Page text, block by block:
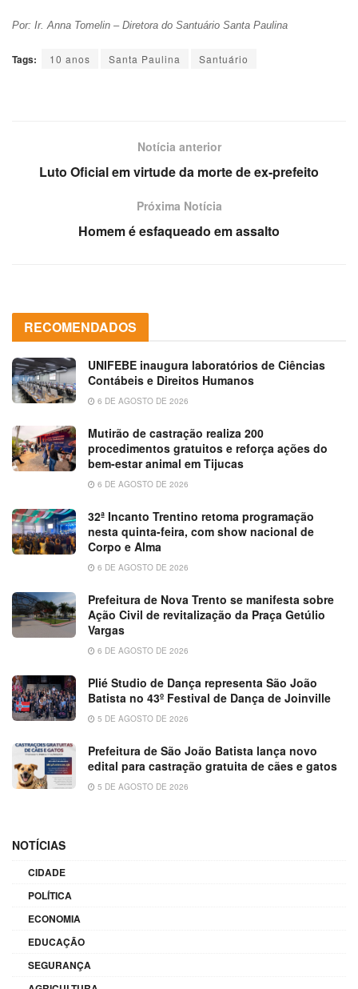
Por: Ir. Anna Tomelin – Diretora do Santuário Santa Paulina
Tags: 10 anos Santa Paulina Santuário
Notícia anterior
Luto Oficial em virtude da morte de ex-prefeito
Próxima Notícia
Homem é esfaqueado em assalto
RECOMENDADOS
UNIFEBE inaugura laboratórios de Ciências
Contábeis e Direitos Humanos
6 DE AGOSTO DE 2026
Mutirão de castração realiza 200
procedimentos gratuitos e reforça ações do
bem-estar animal em Tijucas
6 DE AGOSTO DE 2026
32ª Incanto Trentino retoma programação
nesta quinta-feira, com show nacional de
Corpo e Alma
6 DE AGOSTO DE 2026
Prefeitura de Nova Trento se manifesta sobre
Ação Civil de revitalização da Praça Getúlio
Vargas
6 DE AGOSTO DE 2026
Plié Studio de Dança representa São João
Batista no 43º Festival de Dança de Joinville
5 DE AGOSTO DE 2026
Prefeitura de São João Batista lança novo
edital para castração gratuita de cães e gatos
5 DE AGOSTO DE 2026
NOTÍCIAS
CIDADE
POLÍTICA
ECONOMIA
EDUCAÇÃO
SEGURANÇA